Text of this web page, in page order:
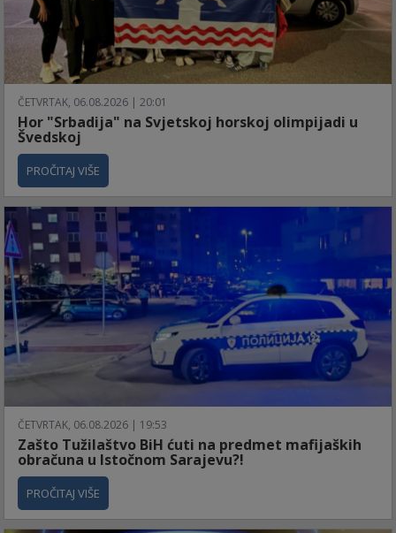
ČETVRTAK, 06.08.2026 | 20:01
Hor "Srbadija" na Svjetskoj horskoj olimpijadi u
Švedskoj
PROČITAJ VIŠE
ČETVRTAK, 06.08.2026 | 19:53
Zašto Tužilaštvo BiH ćuti na predmet mafijaških
obračuna u Istočnom Sarajevu?!
PROČITAJ VIŠE